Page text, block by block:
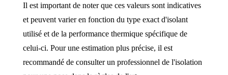
Il est important de noter que ces valeurs sont indicatives
et peuvent varier en fonction du type exact d'isolant
utilisé et de la performance thermique spécifique de
celui-ci. Pour une estimation plus précise, il est
recommandé de consulter un professionnel de l'isolation